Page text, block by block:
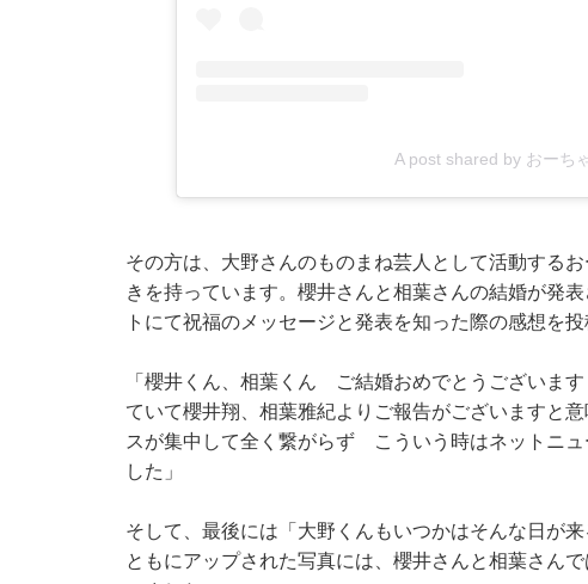
A post shared by おーち
その方は、大野さんのものまね芸人として活動する
きを持っています。櫻井さんと相葉さんの結婚が発
トにて祝福のメッセージと発表を知った際の感想を投
「櫻井くん、相葉くん ご結婚おめでとうございま
ていて櫻井翔、相葉雅紀よりご報告がございますと
スが集中して全く繋がらず こういう時はネットニ
した」
そして、最後には「大野くんもいつかはそんな日が
ともにアップされた写真には、櫻井さんと相葉さん